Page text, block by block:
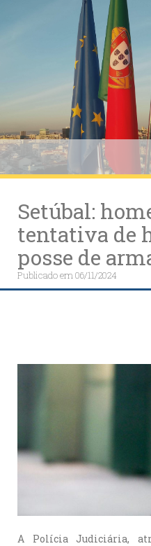
Setúbal:
tentativa de
posse de
Publicado em06/11/2024
A Polícia Judiciária,